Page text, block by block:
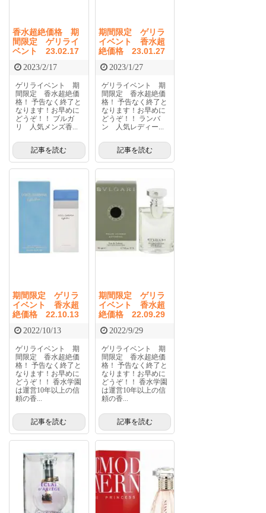
香水超絶価格 期
間限定 ゲリライ
ベント 23.02.17
2023/2/17
ゲリライベント 期
間限定 香水超絶価
格！ 予告なく終了と
なります！お早めに
どうぞ！！ ブルガ
リ 人気メンズ香...
記事を読む
期間限定 ゲリラ
イベント 香水超
絶価格 23.01.27
2023/1/27
ゲリライベント 期
間限定 香水超絶価
格！ 予告なく終了と
なります！お早めに
どうぞ！！ ランバ
ン 人気レディー...
記事を読む
期間限定 ゲリラ
イベント 香水超
絶価格 22.10.13
2022/10/13
ゲリライベント 期
間限定 香水超絶価
格！ 予告なく終了と
なります！お早めに
どうぞ！！ 香水学園
は運営10年以上の信
頼の香...
記事を読む
期間限定 ゲリラ
イベント 香水超
絶価格 22.09.29
2022/9/29
ゲリライベント 期
間限定 香水超絶価
格！ 予告なく終了と
なります！お早めに
どうぞ！！ 香水学園
は運営10年以上の信
頼の香...
記事を読む